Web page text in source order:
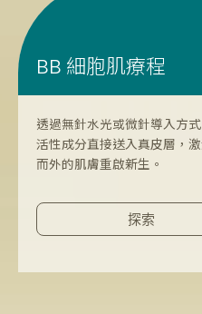
BB 細胞肌療程
透過無針水光或微針導入方
活性成分直接送入真皮層，
而外的肌膚重啟新生。
探索